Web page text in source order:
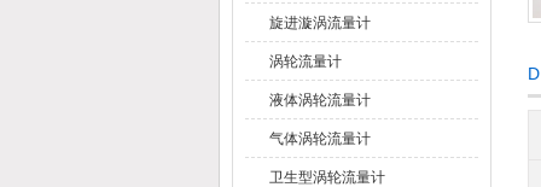
旋进漩涡流量计
涡轮流量计
液体涡轮流量计
气体涡轮流量计
卫生型涡轮流量计